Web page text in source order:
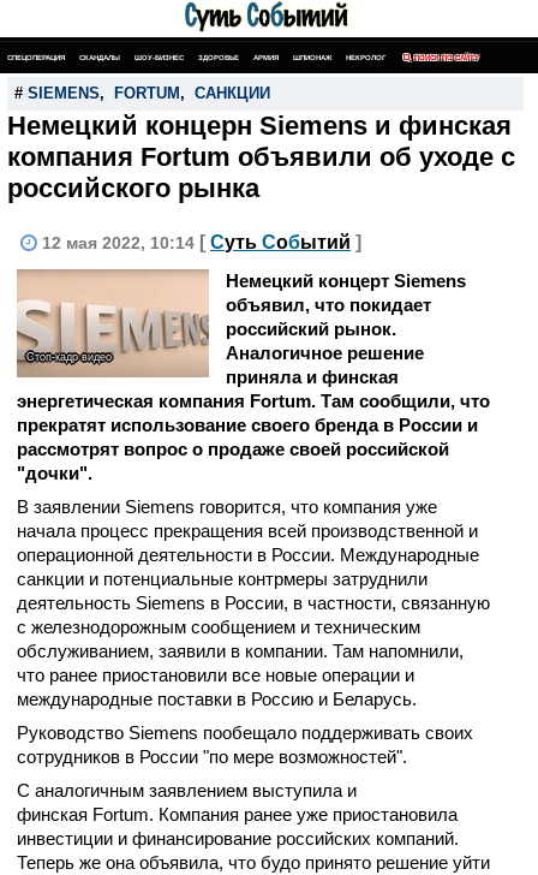
СПЕЦОПЕРАЦИЯ СКАНДАЛЫ ШОУ-БИЗНЕС ЗДОРОВЬЕ АРМИЯ ШПИОНАЖ НЕКРОЛОГ ПОИСК ПО САЙТУ
# SIEMENS, FORTUM , САНКЦИИ
Немецкий концерн Siemens и финская
компания Fortum объявили об уходе с
российского рынка
12 мая 2022, 10:14 [ Суть Событий ]
Стоп-кадр видео
Немецкий концерт Siemens
объявил, что покидает
российский рынок.
Аналогичное решение
приняла и финская
энергетическая компания Fortum. Там сообщили, что
прекратят использование своего бренда в России и
рассмотрят вопрос о продаже своей российской
"дочки".
В заявлении Siemens говорится, что компания уже
начала процесс прекращения всей производственной и
операционной деятельности в России. Международные
санкции и потенциальные контрмеры затруднили
деятельность Siemens в России, в частности, связанную
с железнодорожным сообщением и техническим
обслуживанием, заявили в компании. Там напомнили,
что ранее приостановили все новые операции и
международные поставки в Россию и Беларусь.
Руководство Siemens пообещало поддерживать своих
сотрудников в России "по мере возможностей".
С аналогичным заявлением выступила и
финская Fortum. Компания ранее уже приостановила
инвестиции и финансирование российских компаний.
Теперь же она объявила, что будо принято решение уйти